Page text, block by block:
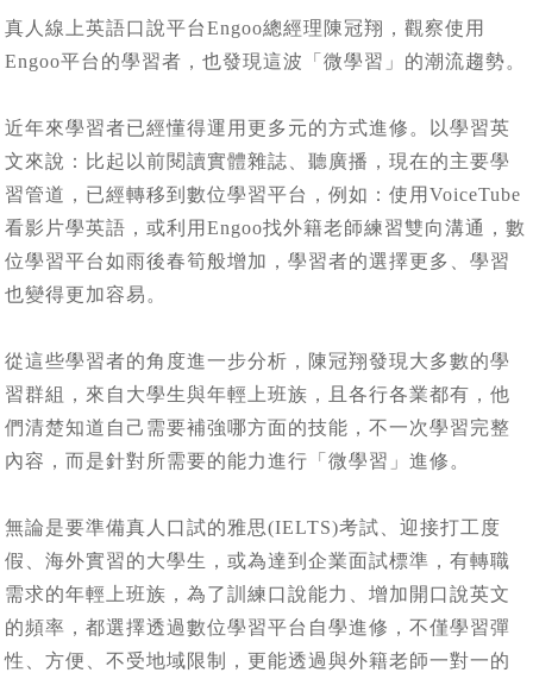
真人線上英語口說平台Engoo總經理陳冠翔，觀察使用
Engoo平台的學習者，也發現這波「微學習」的潮流趨勢。
近年來學習者已經懂得運用更多元的方式進修。以學習英
文來說：比起以前閱讀實體雜誌、聽廣播，現在的主要學
習管道，已經轉移到數位學習平台，例如：使用VoiceTube
看影片學英語，或利用Engoo找外籍老師練習雙向溝通，數
位學習平台如雨後春筍般增加，學習者的選擇更多、學習
也變得更加容易。
從這些學習者的角度進一步分析，陳冠翔發現大多數的學
習群組，來自大學生與年輕上班族，且各行各業都有，他
們清楚知道自己需要補強哪方面的技能，不一次學習完整
內容，而是針對所需要的能力進行「微學習」進修。
無論是要準備真人口試的雅思(IELTS)考試、迎接打工度
假、海外實習的大學生，或為達到企業面試標準，有轉職
需求的年輕上班族，為了訓練口說能力、增加開口說英文
的頻率，都選擇透過數位學習平台自學進修，不僅學習彈
性、方便、不受地域限制，更能透過與外籍老師一對一的